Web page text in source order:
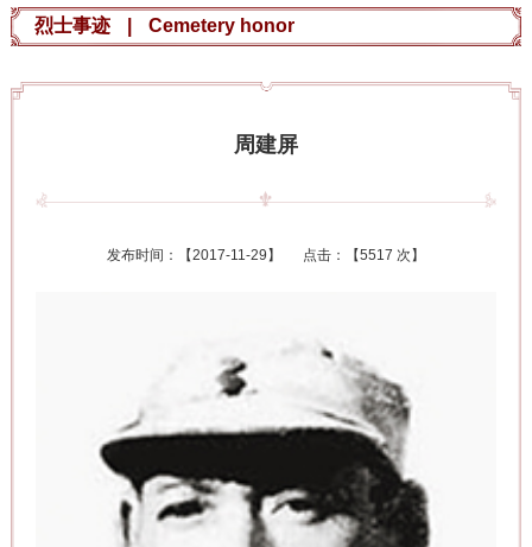
烈士事迹 Cemetery honor
周建屏
发布时间：【2017-11-29】 点击：【5517 次】